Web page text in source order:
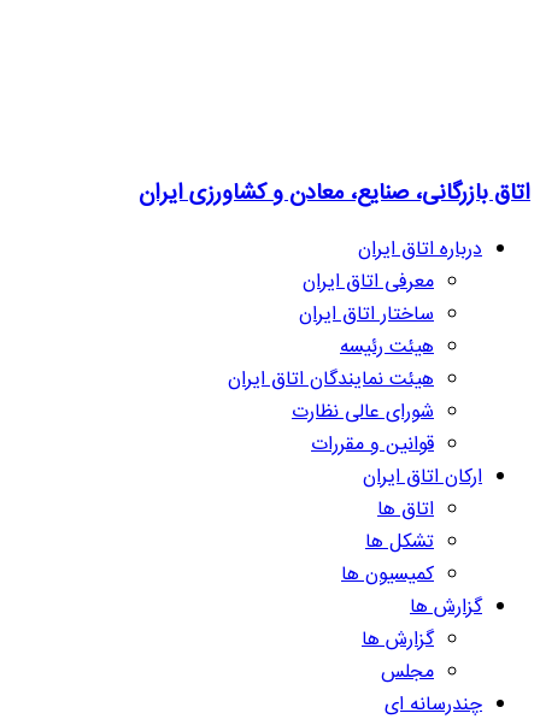
اتاق بازرگانی، صنایع، معادن و کشاورزی ایران
درباره اتاق ایران
معرفی اتاق ایران
ساختار اتاق ایران
هیئت رئیسه
هیئت نمایندگان اتاق ایران
شورای عالی نظارت
قوانین و مقررات
ارکان اتاق ایران
اتاق ها
تشکل ها
کمیسیون ها
گزارش ها
گزارش ها
مجلس
چندرسانه ای